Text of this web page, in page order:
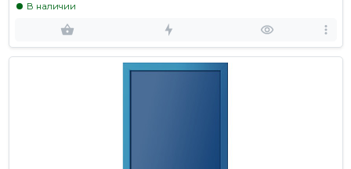
В наличии